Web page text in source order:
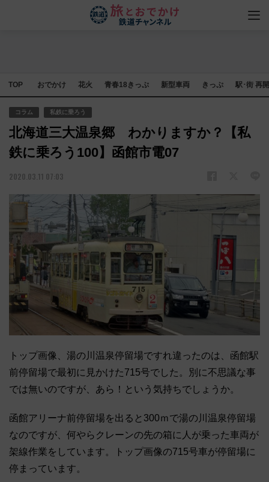
TOP おでかけ 花火 青春18きっぷ 新型車両 きっぷ 駅･街 再
コラム 私鉄に乗ろう
北海道三大温泉郷 わかりますか？【私
鉄に乗ろう100】函館市電07
2020.03.11 07:03
トップ画像、湯の川温泉停留場ですれ違ったのは、函館駅
前停留場で最初に見かけた715号でした。別に不思議な事
では無いのですが、あら！という気持ちでしょうか。
函館アリーナ前停留場を出ると300ｍで湯の川温泉停留場
なのですが、何やらクレーンの先の箱に人が乗った車両が
架線作業をしています。トップ画像の715号車が停留場に
停まっています。